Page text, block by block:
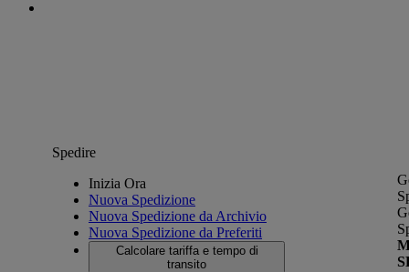
Spedire
Inizia Ora
Nuova Spedizione
Nuova Spedizione da Archivio
Nuova Spedizione da Preferiti
Calcolare tariffa e tempo di
transito